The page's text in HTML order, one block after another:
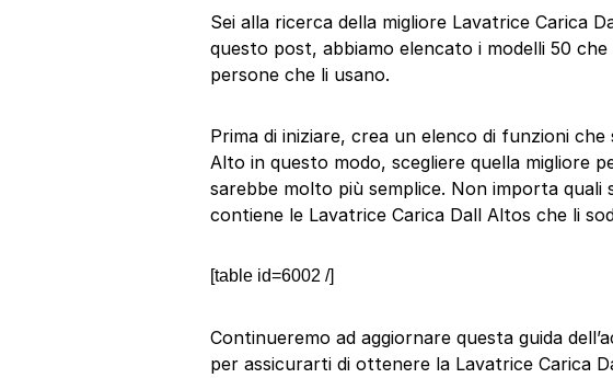
Sei alla ricerca della migliore Lavatrice Carica
questo post, abbiamo elencato i modelli 50
persone che li usano.
Prima di iniziare, crea un elenco di funzioni
Alto in questo modo, scegliere quella migliore
sarebbe molto più semplice. Non importa quali
contiene le Lavatrice Carica Dall Altos che li
[table id=6002 /]
Continueremo ad aggiornare questa guida
per assicurarti di ottenere la Lavatrice Carica